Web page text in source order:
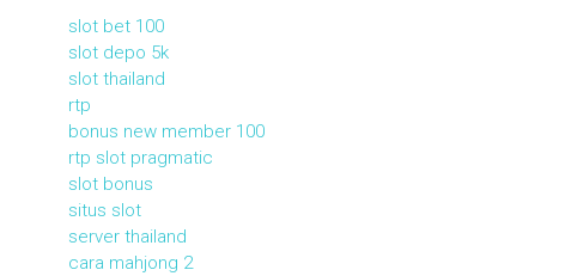
slot bet 100
slot depo 5k
slot thailand
rtp
bonus new member 100
rtp slot pragmatic
slot bonus
situs slot
server thailand
cara mahjong 2